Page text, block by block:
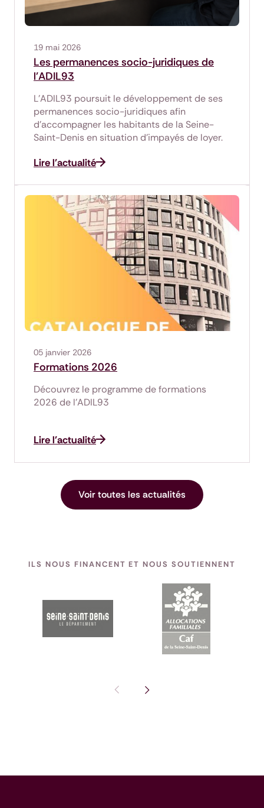
Les permanences socio-juridiques de
l'ADIL93
19 mai 2026
L’ADIL93 poursuit le développement de ses
permanences socio-juridiques afin
d’accompagner les habitants de la Seine-
Saint-Denis en situation d'impayés de loyer.
Lire l'actualité
Formations 2026
05 janvier 2026
Découvrez le programme de formations
2026 de l’ADIL93
Lire l'actualité
Voir toutes les actualités
ILS NOUS FINANCENT ET NOUS SOUTIENNENT
Pas de diapositive précédente :
Voir la diapositive